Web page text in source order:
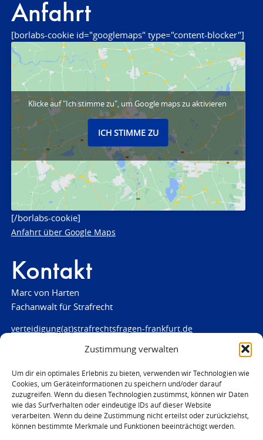
Zustimmung verwalten
Um dir ein optimales Erlebnis zu bieten, verwenden wir Technologien wie
Cookies, um Geräteinformationen zu speichern und/oder darauf
zuzugreifen. Wenn du diesen Technologien zustimmst, können wir Daten
wie das Surfverhalten oder eindeutige IDs auf dieser Website
verarbeiten. Wenn du deine Zustimmung nicht erteilst oder zurückziehst,
können bestimmte Merkmale und Funktionen beeinträchtigt werden.
Anfahrt
[borlabs-cookie id="googlemaps" type="content-blocker"]
Klicke auf "Ich stimme zu", um Google maps zu aktivieren
ICH STIMME ZU
[/borlabs-cookie]
Anfahrt über Google Maps
Kontakt
Marc von Harten
Fachanwalt für Strafrecht
verteidigung(at)strafrechtsfragen-frankfurt.de
www.strafrechtsfragen-frankfurt.de
Louisenstraße 84
61348 Bad Homburg
Telefon:06172 - 66 28 00
Telefax: 06172 - 66 28 01